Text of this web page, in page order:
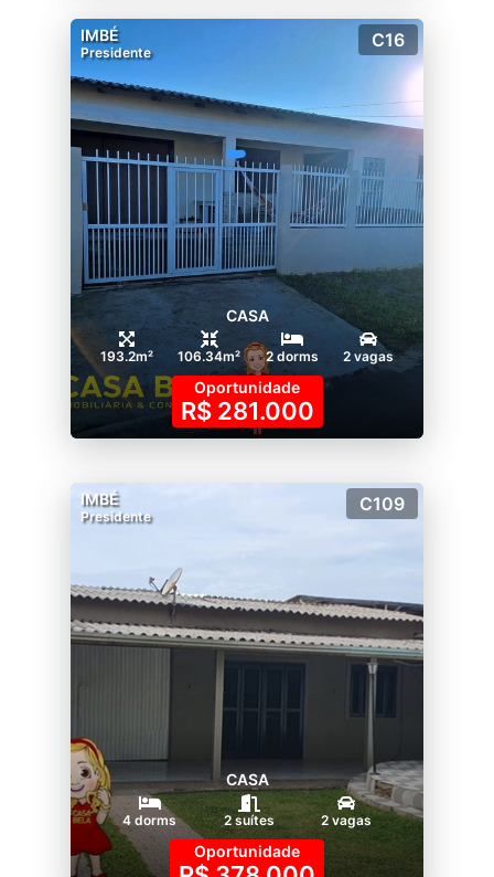
IMBÉ
Presidente
C16
CASA
193.2m² 106.34m² 2 dorms 2 vagas
Oportunidade
R$ 281.000
IMBÉ
Presidente
C109
CASA
4 dorms 2 suítes 2 vagas
Oportunidade